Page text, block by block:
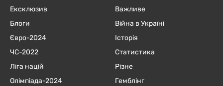
Ексклюзив
Блоги
Євро-2024
ЧC-2022
Ліга націй
Олімпіада-2024
Важливе
Війна в Україні
Історія
Статистика
Різне
Гемблінг